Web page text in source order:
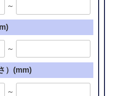
～
～
）(mm)
～